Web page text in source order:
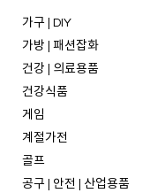
가구 | DIY
가방 | 패션잡화
건강 | 의료용품
건강식품
게임
계절가전
골프
공구 | 안전 | 산업용품